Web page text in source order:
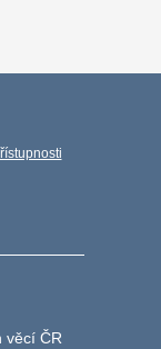
věcí ČR